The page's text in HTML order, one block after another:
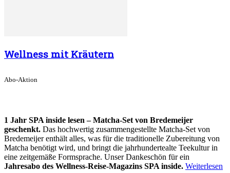
Wellness mit Kräutern
Abo-Aktion
1 Jahr SPA inside lesen – Matcha-Set von Bredemeijer
geschenkt. Das hochwertig zusammengestellte Matcha-Set von
Bredemeijer enthält alles, was für die traditionelle Zubereitung von
Matcha benötigt wird, und bringt die jahrhundertealte Teekultur in
eine zeitgemäße Formsprache. Unser Dankeschön für ein
Jahresabo des Wellness-Reise-Magazins SPA inside. Weiterlesen